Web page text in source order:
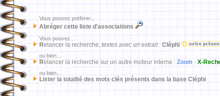
Vous pouvez préférer...
Abréger cette liste d'associations
Vous pouvez...
Relancer la recherche, textes avec un extrait: Cléphi
ou bien...
Relancer la recherche sur un autre moteur interne : Zoom - X-
ou bien...
Lister la totalité des mots clés présents dans la base Cléphi